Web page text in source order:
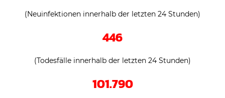
(Neuinfektionen innerhalb der letzten 24 Stunden)
446
(Todesfälle innerhalb der letzten 24 Stunden)
101.790